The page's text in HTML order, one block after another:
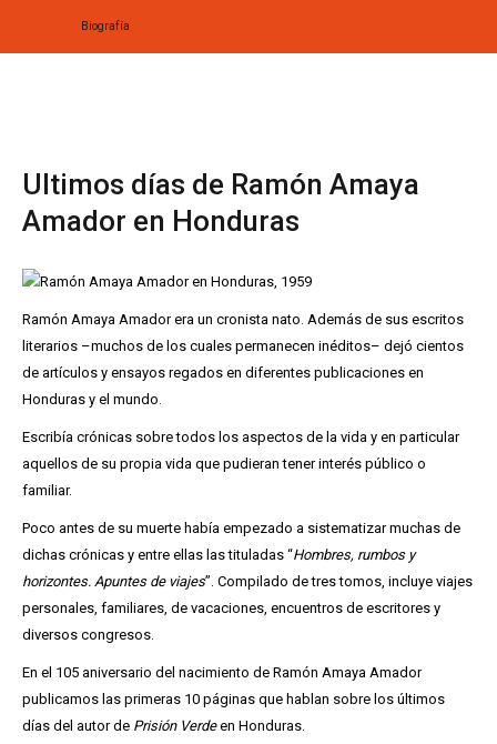
Obras
Editorial
Radionovela
Biografía
Ultimos días de Ramón Amaya
Amador en Honduras
Ramón Amaya Amador era un cronista nato. Además de sus escritos
literarios –muchos de los cuales permanecen inéditos– dejó cientos
de artículos y ensayos regados en diferentes publicaciones en
Honduras y el mundo.
Escribía crónicas sobre todos los aspectos de la vida y en particular
aquellos de su propia vida que pudieran tener interés público o
familiar.
Poco antes de su muerte había empezado a sistematizar muchas de
dichas crónicas y entre ellas las tituladas “Hombres, rumbos y
horizontes. Apuntes de viajes”. Compilado de tres tomos, incluye viajes
personales, familiares, de vacaciones, encuentros de escritores y
diversos congresos.
En el 105 aniversario del nacimiento de Ramón Amaya Amador
publicamos las primeras 10 páginas que hablan sobre los últimos
días del autor de Prisión Verdeen Honduras.